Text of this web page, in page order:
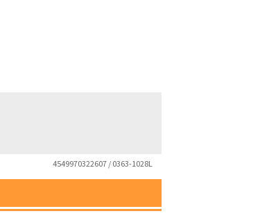
4549970322607 / 0363-1028L